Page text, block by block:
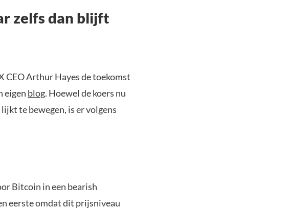
zelfs dan blijft
CEO Arthur Hayes de toekomst
eigen blog. Hoewel de koers nu
te bewegen, is er volgens
Bitcoin in een bearish
eerste omdat dit prijsniveau